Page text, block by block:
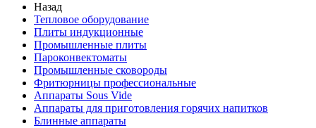
Назад
Тепловое оборудование
Плиты индукционные
Промышленные плиты
Пароконвектоматы
Промышленные сковороды
Фритюрницы профессиональные
Аппараты Sous Vide
Аппараты для приготовления горячих напитков
Блинные аппараты